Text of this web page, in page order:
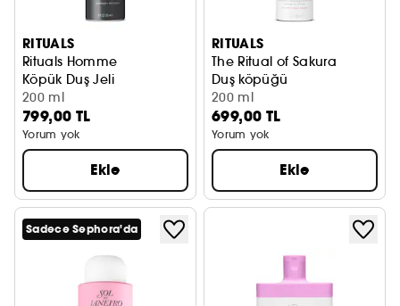
RITUALS
Rituals Homme
Köpük Duş Jeli
200 ml
799,00 TL
Yorum yok
Ekle
RITUALS
The Ritual of Sakura
Duş köpüğü
200 ml
699,00 TL
Yorum yok
Ekle
Sadece Sephora'da